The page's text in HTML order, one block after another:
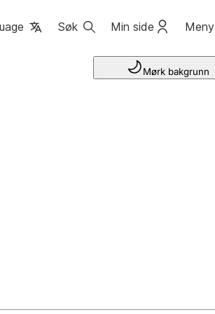
Søk Min side Meny
Mørk bakgrunn